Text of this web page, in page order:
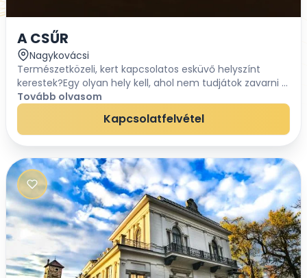
A CSŰR
Nagykovácsi
Természetközeli, kert kapcsolatos esküvő helyszínt
kerestek?Egy olyan hely kell, ahol nem tudjátok zavarni a
szomszédot a hangos zenével?Elegetek van a
kommersz helyszínekből és egy vagány, kaland...
Tovább olvasom
Kapcsolatfelvétel